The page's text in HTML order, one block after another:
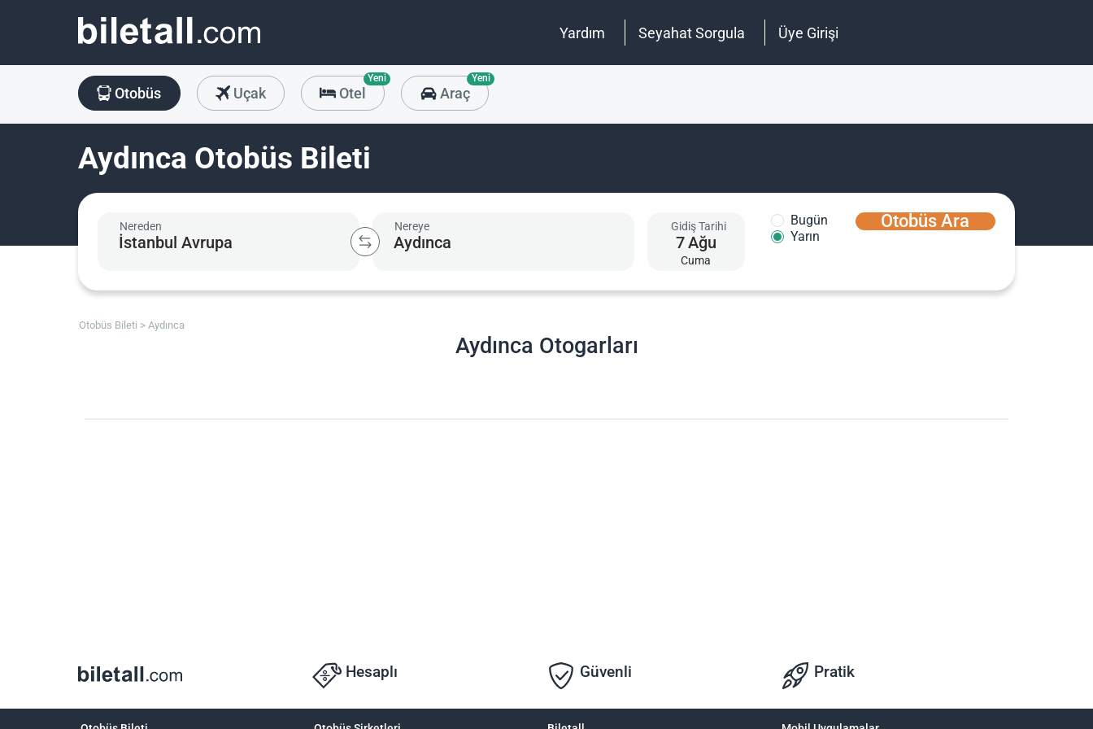
Yardım Seyahat Sorgula Üye Girişi
Otobüs Uçak Otel
Yeni
Araç
Yeni
Aydınca Otobüs Bileti
Nereden Nereye Gidiş Tarihi
7Ağu
Cuma
Bugün
Yarın
Otobüs Ara
Otobüs Bileti Aydınca
Aydınca Otogarları
Hesaplı Güvenli Pratik